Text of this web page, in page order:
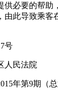
供必要的帮
由此导致乘
号
人民法院
年第9期（总